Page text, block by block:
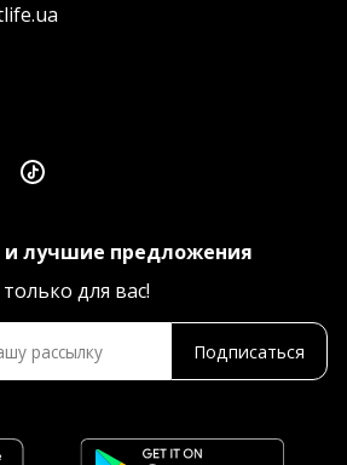
и лучшие предложения
для вас!
Подписаться